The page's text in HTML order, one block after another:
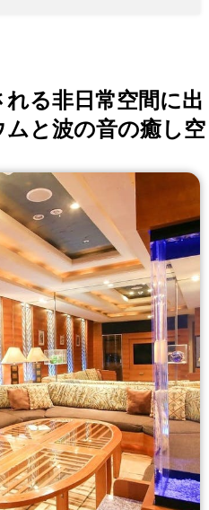
会の集いやご結納、ご法事、ご接待な
る非日常空間に出
と波の音の癒し空